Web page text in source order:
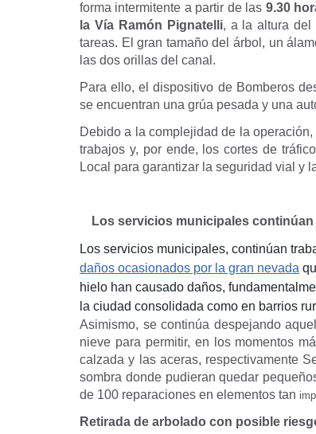
forma intermitente a partir de las 9.30
la Vía Ramón Pignatelli, a la altura del
tareas. El gran tamaño del árbol, un
las dos orillas del canal.
Para ello, el dispositivo de Bomberos
se encuentran una grúa pesada y una
Debido a la complejidad de la
trabajos y, por ende, los cortes de
Local para garantizar la seguridad vial y
Los servicios municipales
Los servicios municipales, continúan
daños ocasionados por la gran nevada
hielo han causado daños,
la ciudad consolidada como en barrios
Asimismo, se continúa despejando
nieve para permitir, en los momentos
calzada y las aceras, respectivamente
sombra donde pudieran quedar
de 100 reparaciones en elementos tan
Retirada de arbolado con posible